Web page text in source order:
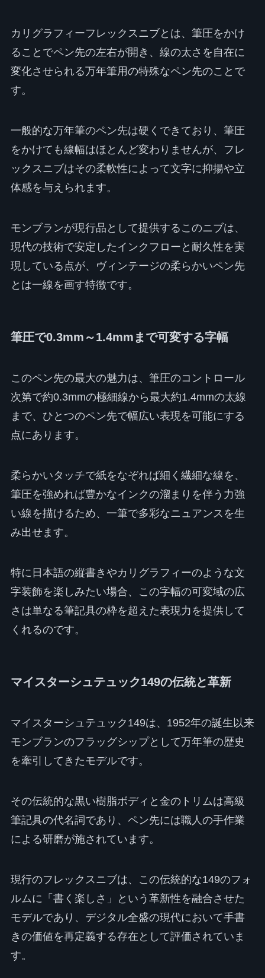
カリグラフィーフレックスニブとは、筆圧をかけ
ることでペン先の左右が開き、線の太さを自在に
変化させられる万年筆用の特殊なペン先のことで
す。
一般的な万年筆のペン先は硬くできており、筆圧
をかけても線幅はほとんど変わりませんが、フレ
ックスニブはその柔軟性によって文字に抑揚や立
体感を与えられます。
モンブランが現行品として提供するこのニブは、
現代の技術で安定したインクフローと耐久性を実
現している点が、ヴィンテージの柔らかいペン先
とは一線を画す特徴です。
筆圧で0.3mm～1.4mmまで可変する字幅
このペン先の最大の魅力は、筆圧のコントロール
次第で約0.3mmの極細線から最大約1.4mmの太線
まで、ひとつのペン先で幅広い表現を可能にする
点にあります。
柔らかいタッチで紙をなぞれば細く繊細な線を、
筆圧を強めれば豊かなインクの溜まりを伴う力強
い線を描けるため、一筆で多彩なニュアンスを生
み出せます。
特に日本語の縦書きやカリグラフィーのような文
字装飾を楽しみたい場合、この字幅の可変域の広
さは単なる筆記具の枠を超えた表現力を提供して
くれるのです。
マイスターシュテュック149の伝統と革新
マイスターシュテュック149は、1952年の誕生以来
モンブランのフラッグシップとして万年筆の歴史
を牽引してきたモデルです。
その伝統的な黒い樹脂ボディと金のトリムは高級
筆記具の代名詞であり、ペン先には職人の手作業
による研磨が施されています。
現行のフレックスニブは、この伝統的な149のフォ
ルムに「書く楽しさ」という革新性を融合させた
モデルであり、デジタル全盛の現代において手書
きの価値を再定義する存在として評価されていま
す。